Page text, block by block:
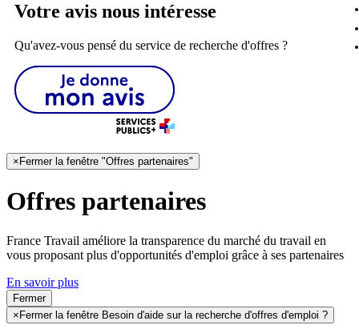
Votre avis nous intéresse
Qu'avez-vous pensé du service de recherche d'offres ?
× Fermer la fenêtre "Offres partenaires"
Offres partenaires
France Travail améliore la transparence du marché du travail en
vous proposant plus d'opportunités d'emploi grâce à ses partenaires
En savoir plus
Fermer
× Fermer la fenêtre Besoin d'aide sur la recherche d'offres d'emploi ?